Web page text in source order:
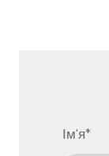
Ім'я*